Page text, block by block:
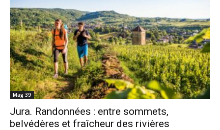
Mag 39
Jura. Randonnées : entre sommets,
belvédères et fraîcheur des rivières